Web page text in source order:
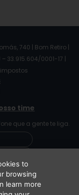
740 | Bom Retiro |
– 33.915.604/0001-17 |
time
que a gente te liga.
serão
to
browsing
learn more